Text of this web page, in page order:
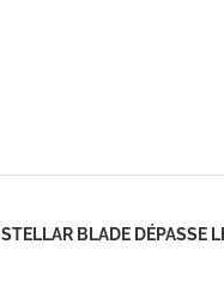
STELLAR BLADE DÉPASSE